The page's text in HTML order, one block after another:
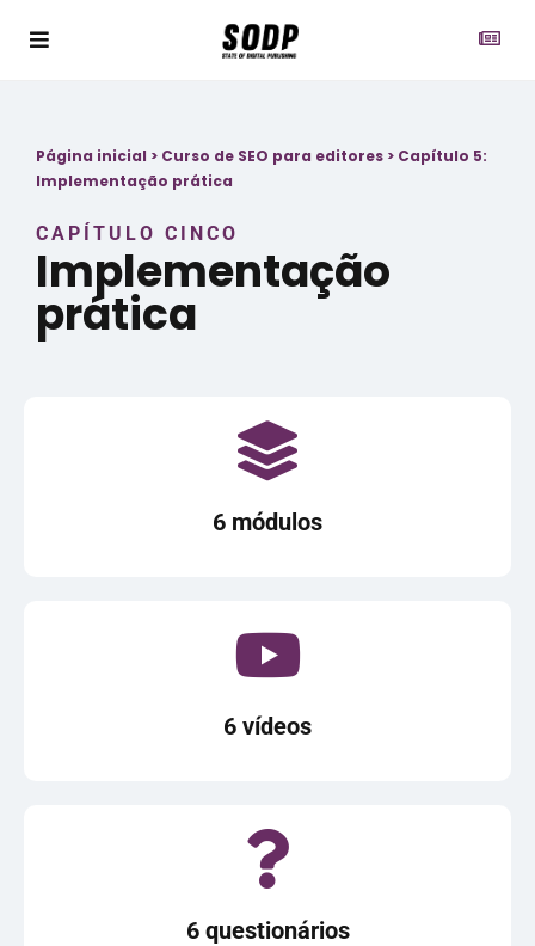
Página inicial > Curso de SEO para editores > Capítulo 5:
Implementação prática
CAPÍTULO CINCO
Implementação
prática
6 módulos
6 vídeos
6 questionários